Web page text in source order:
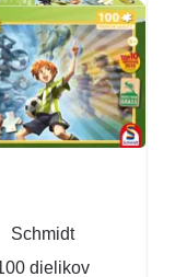
Schmidt
dielikov